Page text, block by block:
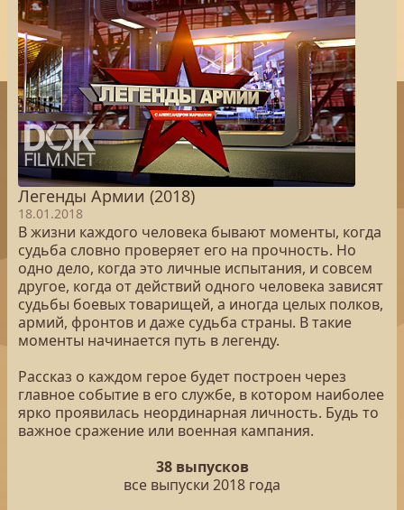
Легенды Армии (2018)
18.01.2018
В жизни каждого человека бывают моменты, когда
судьба словно проверяет его на прочность. Но
одно дело, когда это личные испытания, и совсем
другое, когда от действий одного человека зависят
судьбы боевых товарищей, а иногда целых полков,
армий, фронтов и даже судьба страны. В такие
моменты начинается путь в легенду.
Рассказ о каждом герое будет построен через
главное событие в его службе, в котором наиболее
ярко проявилась неординарная личность. Будь то
важное сражение или военная кампания.
38 выпусков
все выпуски 2018 года